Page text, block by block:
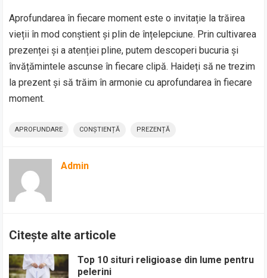
Aprofundarea în fiecare moment este o invitație la trăirea
vieții în mod conștient și plin de înțelepciune. Prin cultivarea
prezenței și a atenției pline, putem descoperi bucuria și
învățămintele ascunse în fiecare clipă. Haideți să ne trezim
la prezent și să trăim în armonie cu aprofundarea în fiecare
moment.
APROFUNDARE CONȘTIENȚĂ PREZENȚĂ
Admin
Citește alte articole
Top 10 situri religioase din lume pentru
pelerini